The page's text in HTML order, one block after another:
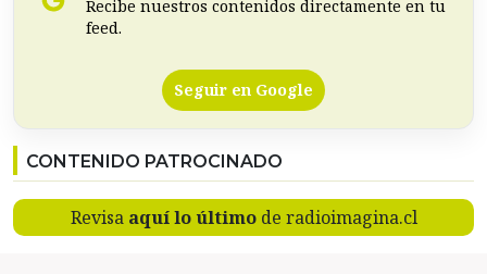
Recibe nuestros contenidos directamente en tu
feed.
Seguir en Google
CONTENIDO PATROCINADO
Revisa aquí lo últimode radioimagina.cl